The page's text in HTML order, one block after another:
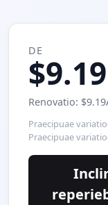
DE
$9.19
Renovatio:
Praecipuae
Praecipuae